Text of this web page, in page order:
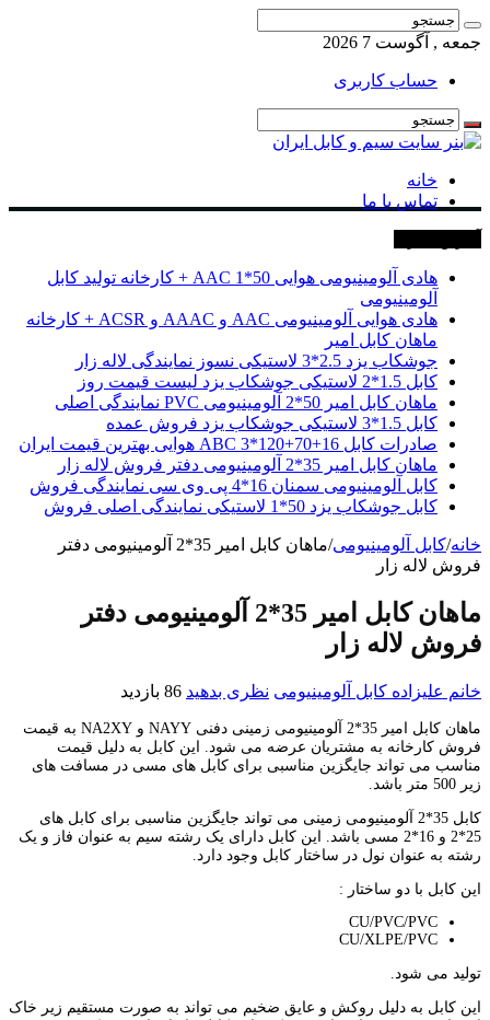
جمعه , آگوست 7 2026
حساب کاربری
خانه
تماس با ما
هادی آلومینیومی هوایی 50*1 AAC + کارخانه تولید کابل
آلومینیومی
هادی هوایی آلومینیومی AAC و AAAC و ACSR + کارخانه
ماهان کابل امیر
جوشکاب یزد 2.5*3 لاستیکی نسوز نمایندگی لاله زار
کابل 1.5*2 لاستیکی جوشکاب یزد لیست قیمت روز
ماهان کابل امیر 50*2 آلومینیومی PVC نمایندگی اصلی
کابل 1.5*3 لاستیکی جوشکاب یزد فروش عمده
صادرات کابل 16+70+120*3 ABC هوایی بهترین قیمت ایران
ماهان کابل امیر 35*2 آلومینیومی دفتر فروش لاله زار
کابل آلومینیومی سمنان 16*4 پی وی سی نمایندگی فروش
کابل جوشکاب یزد 50*1 لاستیکی نمایندگی اصلی فروش
خانه/کابل آلومینیومی/
ماهان کابل امیر 35*2 آلومینیومی دفتر
فروش لاله زار
ماهان کابل امیر 35*2 آلومینیومی دفتر
فروش لاله زار
خانم علیزاده کابل آلومینیومی نظری بدهید 86 بازدید
ماهان کابل امیر 35*2 آلومینیومی زمینی دفنی NAYY و NA2XY به قیمت
فروش کارخانه به مشتریان عرضه می شود. این کابل به دلیل قیمت
مناسب می تواند جایگزین مناسبی برای کابل های مسی در مسافت های
زیر 500 متر باشد.
کابل 35*2 آلومینیومی زمینی می تواند جایگزین مناسبی برای کابل های
25*2 و 16*2 مسی باشد. این کابل دارای یک رشته سیم به عنوان فاز و یک
رشته به عنوان نول در ساختار کابل وجود دارد.
این کابل با دو ساختار :
CU/PVC/PVC
CU/XLPE/PVC
تولید می شود.
این کابل به دلیل روکش و عایق ضخیم می تواند به صورت مستقیم زیر خاک